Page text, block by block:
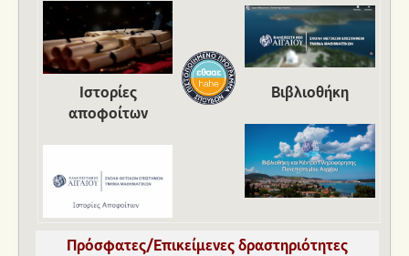
Ιστορίες
αποφοίτων
Βιβλιοθήκη
Πρόσφατες/Επικείμενες δραστηριότητες